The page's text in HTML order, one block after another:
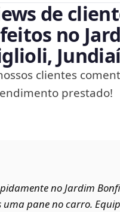
de
no
clientes
prestado!
no Jardim
uma pane no carro.